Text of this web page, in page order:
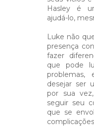
Hasley é
ajudá-lo,
Luke não
presença
fazer
que pode
desejar ser
por sua
seguir seu
que se